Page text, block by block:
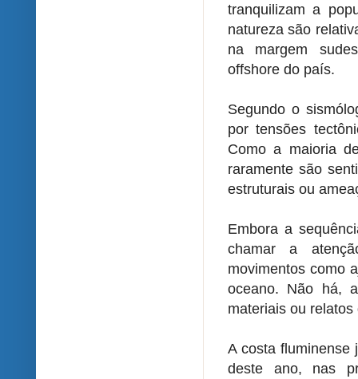
tranquilizam a
natureza são
na margem
offshore do país.
Segundo o
por tensões
Como a maioria
raramente são
estruturais ou
Embora a
chamar a
movimentos como
oceano. Não há,
materiais ou
A costa fluminense
deste ano, nas